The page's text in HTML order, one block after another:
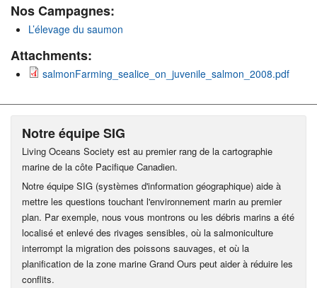
Nos Campagnes:
L’élevage du saumon
Attachments:
salmonFarming_sealice_on_juvenile_salmon_2008.pdf
Notre équipe SIG
Living Oceans Society est au premier rang de la cartographie
marine de la côte Pacifique Canadien.
Notre équipe SIG (systèmes d'information géographique) aide à
mettre les questions touchant l'environnement marin au premier
plan. Par exemple, nous vous montrons ou les débris marins a été
localisé et enlevé des rivages sensibles, où la salmoniculture
interrompt la migration des poissons sauvages, et où la
planification de la zone marine Grand Ours peut aider à réduire les
conflits.